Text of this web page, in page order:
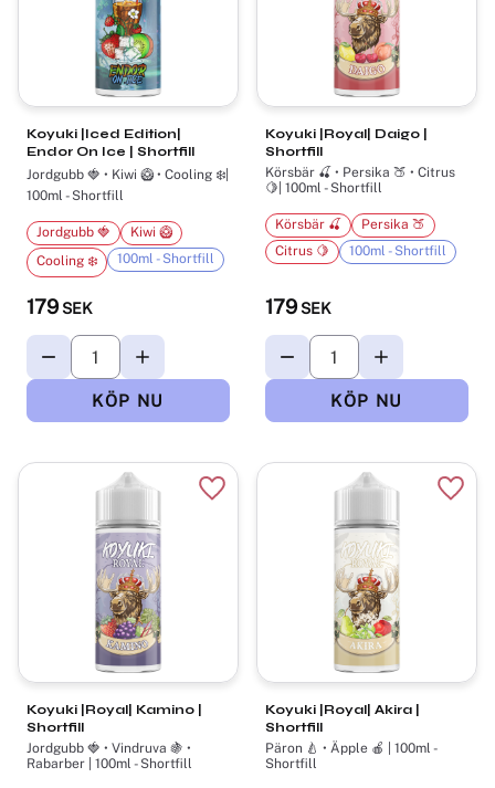
Koyuki |Iced Edition|
Endor On Ice | Shortfill
Jordgubb 🍓 • Kiwi 🥝 • Cooling ❄️|
100ml - Shortfill
179 SEK
Jordgubb 🍓
Kiwi 🥝
Cooling ❄️
100ml - Shortfill
Koyuki |Royal| Daigo |
Shortfill
Körsbär 🍒 • Persika 🍑 • Citrus
🍋| 100ml - Shortfill
179 SEK
Körsbär 🍒
Persika 🍑
Citrus 🍋
100ml - Shortfill
Koyuki |Royal| Kamino |
Shortfill
Jordgubb 🍓 • Vindruva 🍇 •
Rabarber | 100ml - Shortfill
Lägg till i favoriter
Koyuki |Royal| Akira |
Shortfill
Päron 🍐 • Äpple 🍎 | 100ml -
Shortfill